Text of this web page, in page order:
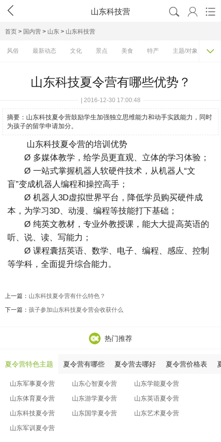
 山东科技营   
首页 > 国内营 > 山东 > 山东科技营
风俗 最新动态 文化 景点 美食 特产 主题/对象 费

山东科技夏令营有哪些优势？
| 2016-12-30 17:00:48
摘要： 山东科技夏令营鼓励学生加强独立思维能力和动手实践能力，同时
为孩子的留学申请加分。
山东科技夏令营的培训优势
Ø 多媒体教学，给学员更直观、立体的学习体验；
Ø 一站式掌握机器人软硬件技术，从机器人“文
盲”变成机器人编程和操控高手；
Ø 机器人3D虚拟世界平台，降低学员购买硬件成
本，为学习3D、动漫、编程等技能打下基础；
Ø 纯英文教材，专业外教授课，能大大提高英语的
听、说、读、写能力；
Ø 课程囊括英语、数学、电子、编程、感应、控制
等学科，全面提升综合能力。
上一篇： 山东科技夏令营有什么特色？
下一篇： 孩子参加山东科技夏令营会收获什么
热门推荐
夏令营特色主题 夏令营有哪些 夏令营去哪好 夏令营价格表
山东军事夏令营 山东心智夏令营
山东学能夏令营
山东体育夏令营
山东游学夏令营
山东英语夏令营
山东科技夏令营
山东国学夏令营
山东艺术夏令营
山东军训夏令营